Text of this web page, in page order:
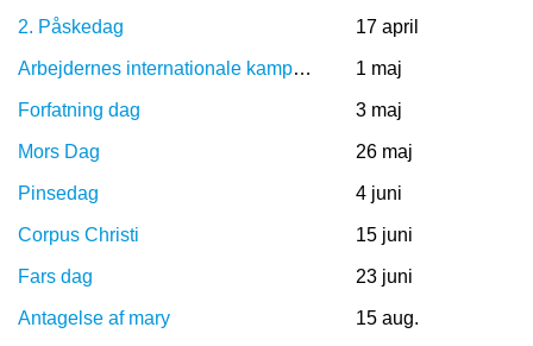
2. Påskedag 17 april
Arbejdernes internationale kampdag 1 maj
Forfatning dag 3 maj
Mors Dag 26 maj
Pinsedag 4 juni
Corpus Christi 15 juni
Fars dag 23 juni
Antagelse af mary 15 aug.